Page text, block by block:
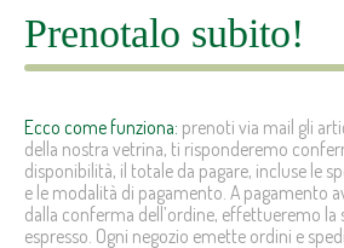
Prenotalo subito!
Ecco come funziona: prenoti via mail gli
della nostra vetrina, ti risponderemo
disponibilità, il totale da pagare, incluse le
e le modalità di pagamento. A pagamento
dalla conferma dell’ordine, effettueremo la
espresso. Ogni negozio emette ordini e